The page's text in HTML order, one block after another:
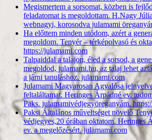
Megismertem a sorsomat, közben is
feladatomat is megoldottam. H.Nagy
webnagyi, korosodva julamami
Ha előttem minden utódom, azért a
megoldom. Tenyér – térképolvasó és
https://julamami.com
Talpaiddal a talajon, éled a sorsod, a
megoldod, julamami.hu, az talaj lehet
a járni tanuláshoz. julamami.com
Julamami Magyarosan Agyalósa
feltaláltamat. Heringes Árpádné ev.
Paks. julamamivédjegyöreganyám.
Paksi Általános műveltséget növelő
védjegyes,20 órában oktatom. Heringes
ev. a megelőzésért. julamami.com